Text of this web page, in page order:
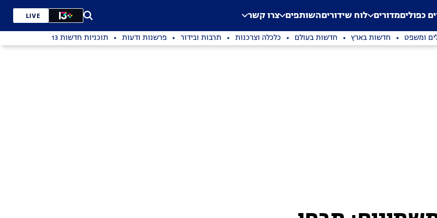
Application error: a
. כפוליםמדורים לוח שידוריםהשותפים צרו קשר LIVE
ומשפט חדשות בארץ חדשות בעולם כלכלה וצרכנות תרבות ובידור פרשנות ודעות תוכניות חדשות 13